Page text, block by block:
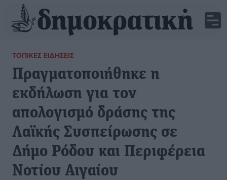
ΤΟΠΙΚΈΣ ΕΙΔΉΣΕΙΣ
Πραγματοποιήθηκε η
εκδήλωση για τον
απολογισμό δράσης της
Λαϊκής Συσπείρωσης σε
Δήμο Ρόδου και Περιφέρεια
Νοτίου Αιγαίου